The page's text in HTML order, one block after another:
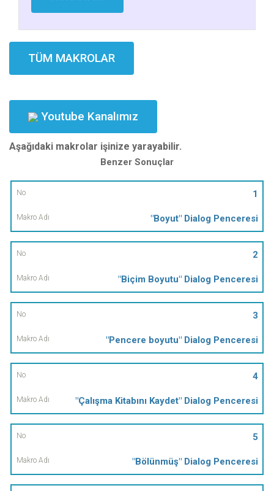
TÜM MAKROLAR
Youtube Kanalımız
Aşağıdaki makrolar işinize yarayabilir.
Benzer Sonuçlar
No
Makro
Adı
1
"Boyut" Dialog Penceresi
2
"Biçim Boyutu" Dialog Penceresi
3
"Pencere boyutu" Dialog Penceresi
4
"Çalışma Kitabını Kaydet" Dialog Penceresi
5
"Bölünmüş" Dialog Penceresi